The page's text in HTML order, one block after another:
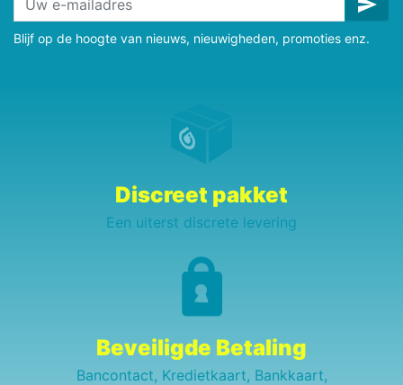
send
Blijf op de hoogte van nieuws, nieuwigheden, promoties enz.
Discreet pakket
Een uiterst discrete levering
Beveiligde Betaling
Bancontact, Kredietkaart, Bankkaart,